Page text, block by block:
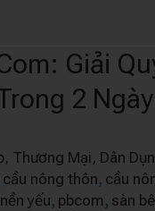
Giải
2
Thương Mại, Dân
cầu nông thôn, cầu
yếu, pbcom , sàn